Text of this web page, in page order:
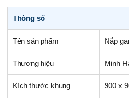
Thông số
Tên sản phẩm Nắp
Thương hiệu Minh
Kích thước khung 900 x